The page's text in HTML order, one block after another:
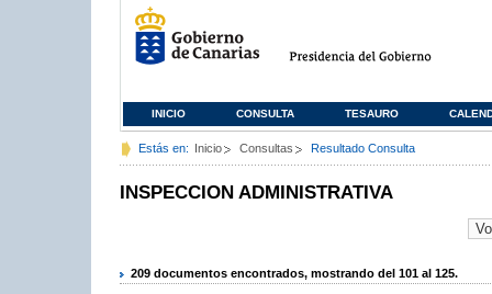
INICIO CONSULTA TESAURO
Estás en: Inicio Consultas Resultado Consulta
INSPECCION ADMINISTRATIVA
209 documentos encontrados, mostrando del 101 al 125.